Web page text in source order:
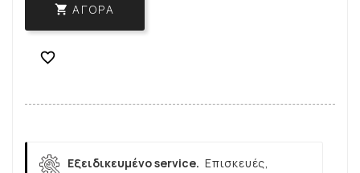
 ΑΓΟΡΆ

Εξειδικευμένο service. Επισκευές,